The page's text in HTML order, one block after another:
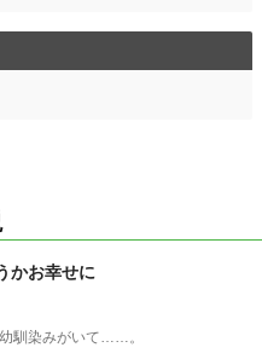
かお幸せに
馴染みがいて……。